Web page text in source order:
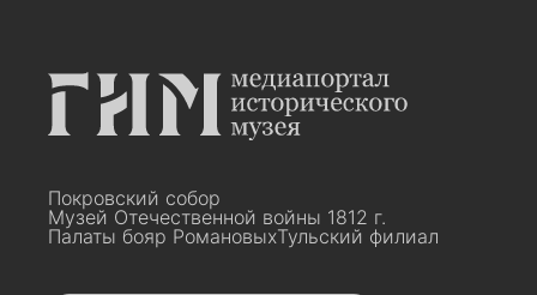
Покровский собор
Музей Отечественной войны 1812 г.
Палаты бояр РомановыхТульский филиал